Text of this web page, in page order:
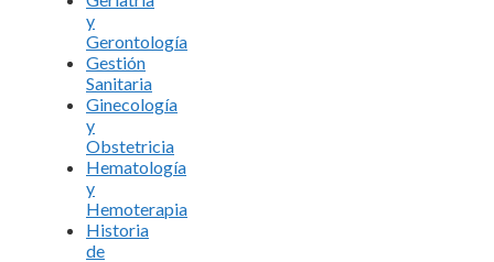
y
Gerontología
Gestión
Sanitaria
Ginecología
y
Obstetricia
Hematología
y
Hemoterapia
Historia
de